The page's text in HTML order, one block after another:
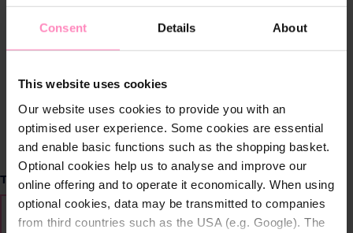
Consent Details About
This website uses cookies
Our website uses cookies to provide you with an
optimised user experience. Some cookies are essential
and enable basic functions such as the shopping basket.
Optional cookies help us to analyse and improve our
online offering and to operate it economically. When using
optional cookies, data may be transmitted to companies
from third countries such as the USA (e.g. Google). The
Seleccione
Talla de ropa
M L XL 2XL (Esta opción no está
3XL (Esta opción no